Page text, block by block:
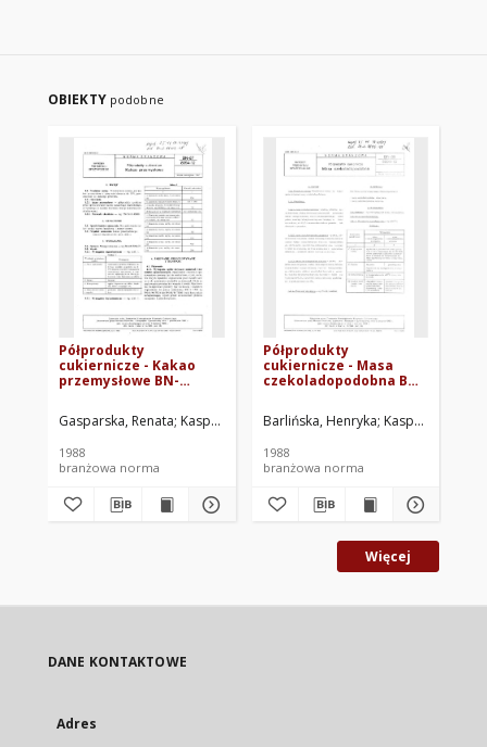
OBIEKTY podobne
Półprodukty
cukiernicze - Kakao
przemysłowe BN-
Gasparska, Renata Kasprzycka, Jolanta Zrzeszenie Przedsiębiorstw
1988
branżowa norma
Półprodukty
cukiernicze - Masa
czekoladopodobna BN-
Barlińska, Henryka Kasprzycka,
1988
branżowa norma
Więcej
DANE KONTAKTOWE
Adres